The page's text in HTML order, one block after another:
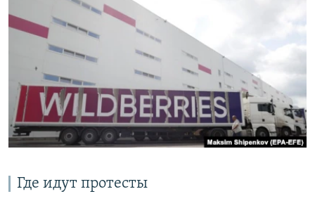
СИБИРЬ.РЕАЛИИ
РАСПИСАНИЕ ВЕЩАНИЯ
ПОДПИШИТЕСЬ НА РАССЫЛКУ
СОЦИАЛЬНЫЕ СЕТИ
Где идут протесты